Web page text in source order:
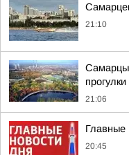
21:10
Самарцы
21:06
Главные
20:45